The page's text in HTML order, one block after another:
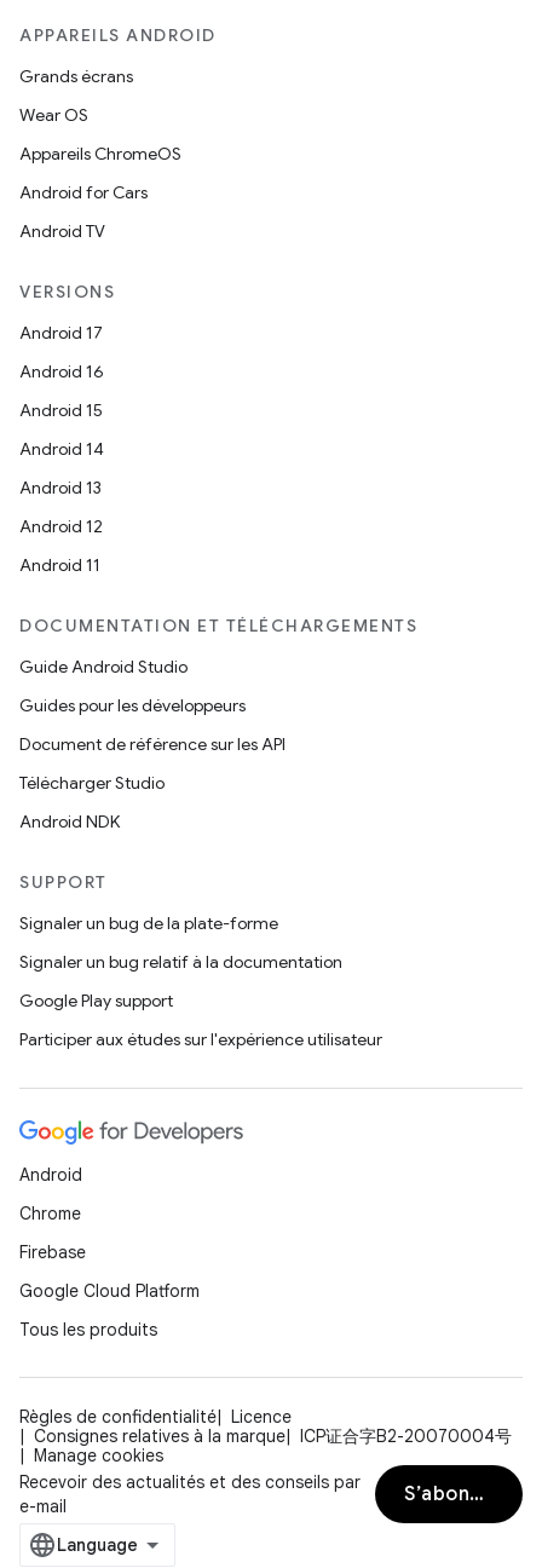
APPAREILS ANDROID
Grands écrans
Wear OS
Appareils ChromeOS
Android for Cars
Android TV
VERSIONS
Android 17
Android 16
Android 15
Android 14
Android 13
Android 12
Android 11
DOCUMENTATION ET TÉLÉCHARGEMENTS
Guide Android Studio
Guides pour les développeurs
Document de référence sur les API
Télécharger Studio
Android NDK
SUPPORT
Signaler un bug de la plate-forme
Signaler un bug relatif à la documentation
Google Play support
Participer aux études sur l'expérience utilisateur
Android
Chrome
Firebase
Google Cloud Platform
Tous les produits
Règles de confidentialité
Licence
Consignes relatives à la marque
ICP证合字B2-20070004号
Manage cookies
Recevoir des actualités et des conseils par
e-mail
S’abonner